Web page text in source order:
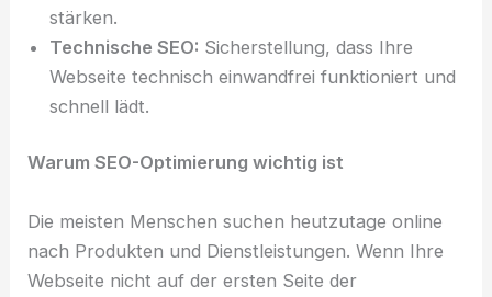
stärken.
Technische SEO: Sicherstellung, dass Ihre
Webseite technisch einwandfrei funktioniert und
schnell lädt.
Warum SEO-Optimierung wichtig ist
Die meisten Menschen suchen heutzutage online
nach Produkten und Dienstleistungen. Wenn Ihre
Webseite nicht auf der ersten Seite der